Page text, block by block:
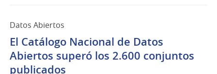
Datos Abiertos
El Catálogo Nacional de Datos
Abiertos superó los 2.600 conjuntos
publicados